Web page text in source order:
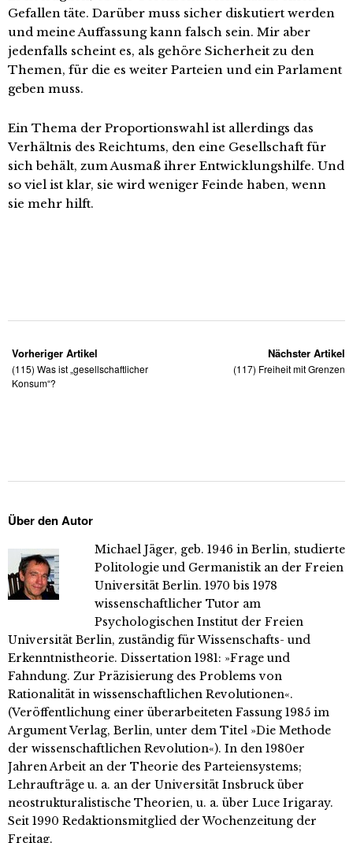
Gefallen täte. Darüber muss sicher diskutiert werden
und meine Auffassung kann falsch sein. Mir aber
jedenfalls scheint es, als gehöre Sicherheit zu den
Themen, für die es weiter Parteien und ein Parlament
geben muss.
Ein Thema der Proportionswahl ist allerdings das
Verhältnis des Reichtums, den eine Gesellschaft für
sich behält, zum Ausmaß ihrer Entwicklungshilfe. Und
so viel ist klar, sie wird weniger Feinde haben, wenn
sie mehr hilft.
Vorheriger Artikel
(115) Was ist „gesellschaftlicher
Konsum“?
Nächster Artikel
(117) Freiheit mit Grenzen
Über den Autor
Michael Jäger, geb. 1946 in Berlin, studierte
Politologie und Germanistik an der Freien
Universität Berlin. 1970 bis 1978
wissenschaftlicher Tutor am
Psychologischen Institut der Freien
Universität Berlin, zuständig für Wissenschafts- und
Erkenntnistheorie. Dissertation 1981: »Frage und
Fahndung. Zur Präzisierung des Problems von
Rationalität in wissenschaftlichen Revolutionen«.
(Veröffentlichung einer überarbeiteten Fassung 1985 im
Argument Verlag, Berlin, unter dem Titel »Die Methode
der wissenschaftlichen Revolution«). In den 1980er
Jahren Arbeit an der Theorie des Parteiensystems;
Lehraufträge u. a. an der Universität Insbruck über
neostrukturalistische Theorien, u. a. über Luce Irigaray.
Seit 1990 Redaktionsmitglied der Wochenzeitung der
Freitag.